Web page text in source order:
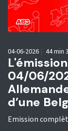
04/06/
d’une
Emission
04-06-2026 | 44 min